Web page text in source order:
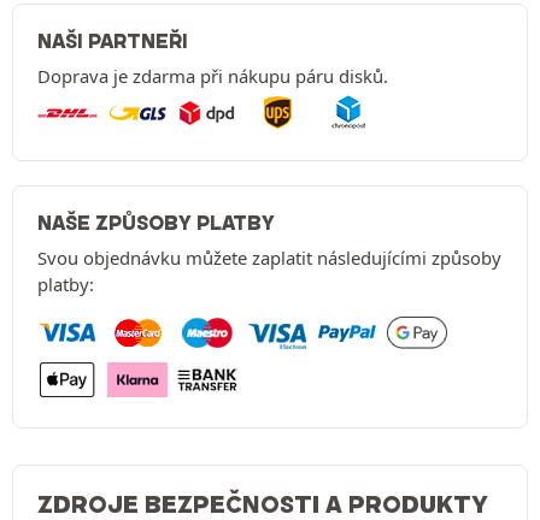
NAŠI PARTNEŘI
Doprava je zdarma při nákupu páru disků.
NAŠE ZPŮSOBY PLATBY
Svou objednávku můžete zaplatit následujícími způsoby
platby:
ZDROJE BEZPEČNOSTI A PRODUKTY